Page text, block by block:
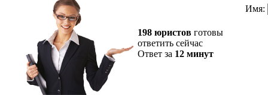
198 юристов готовы
ответить сейчас
Ответ за 12 минут
Имя: